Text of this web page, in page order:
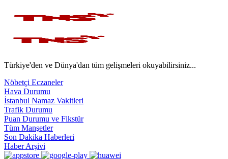
Türkiye'den ve Dünya'dan tüm gelişmeleri okuyabilirsiniz...
Nöbetçi Eczaneler
Hava Durumu
İstanbul Namaz Vakitleri
Trafik Durumu
Puan Durumu ve Fikstür
Tüm Manşetler
Son Dakika Haberleri
Haber Arşivi